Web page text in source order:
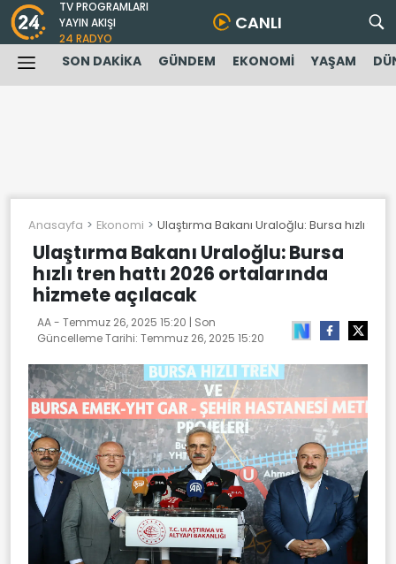
TV PROGRAMLARI
YAYIN AKIŞI
24 RADYO
CANLI
SON DAKİKA GÜNDEM EKONOMİ YAŞAM
Anasayfa Ekonomi Ulaştırma Bakanı Uraloğlu: Bursa hızlı
Ulaştırma Bakanı Uraloğlu: Bursa
hızlı tren hattı 2026 ortalarında
hizmete açılacak
AA - Temmuz 26, 2025 15:20 | Son
Güncelleme Tarihi: Temmuz 26, 2025 15:20